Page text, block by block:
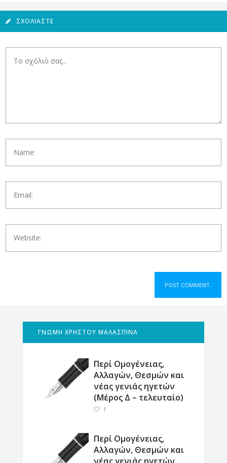
ΣΧΟΛΙΆΣΤΕ
ΓΝΩΜΗ ΧΡΗΣΤΟΥ ΜΑΛΑΣΠΙΝΑ
Περί Ομογένειας,
Αλλαγών, Θεσμών και
νέας γενιάς ηγετών
(Μέρος Δ – τελευταίο)
1
Περί Ομογένειας,
Αλλαγών, Θεσμών και